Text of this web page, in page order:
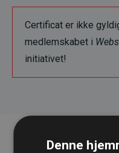
Certificat er ikke
medlemskabet i
initiativet!
Denne